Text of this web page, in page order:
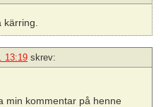
13:19 skrev:
min kommentar på henne